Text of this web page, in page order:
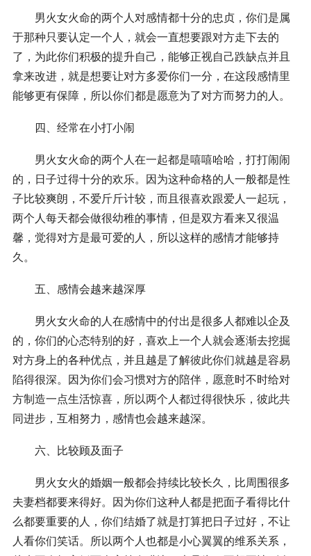
男火女火命的两个人对感情都十分的忠贞，你们是属
于那种只要认定一个人，就会一直想要跟对方走下去的
了，为此你们积极的提升自己，能够正视自己跌缺点并且
拿来改进，就是想要让对方多爱你们一分，在这段感情里
能够更有保障，所以你们都是愿意为了对方而努力的人。
四、经常在小打小闹
男火女火命的两个人在一起都是嘻嘻哈哈，打打闹闹
的，日子过得十分的欢乐。因为这种命格的人一般都是性
子比较爽朗，不爱斤斤计较，而且很喜欢跟爱人一起玩，
两个人每天都会做很幼稚的事情，但是双方看来又很温
馨，觉得对方是最可爱的人，所以这样的感情才能够持
久。
五、感情会越来越深厚
男火女火命的人在感情中的付出是很多人都难以企及
的，你们的心态特别的好，喜欢上一个人就会逐渐去挖掘
对方身上的各种优点，并且越是了解彼此你们就越是容易
陷得很深。因为你们会习惯对方的陪伴，愿意时不时给对
方制造一点生活惊喜，所以两个人都过得很快乐，彼此共
同进步，互相努力，感情也会越来越深。
六、比较顾及面子
男火女火的婚姻一般都会持续比较长久，比周围很多
夫妻档都要来得好。因为你们这种人都是把面子看得比什
么都要重要的人，你们结婚了就是打算把日子过好，不让
人看你们笑话。所以两个人也都是小心翼翼的维系关系，